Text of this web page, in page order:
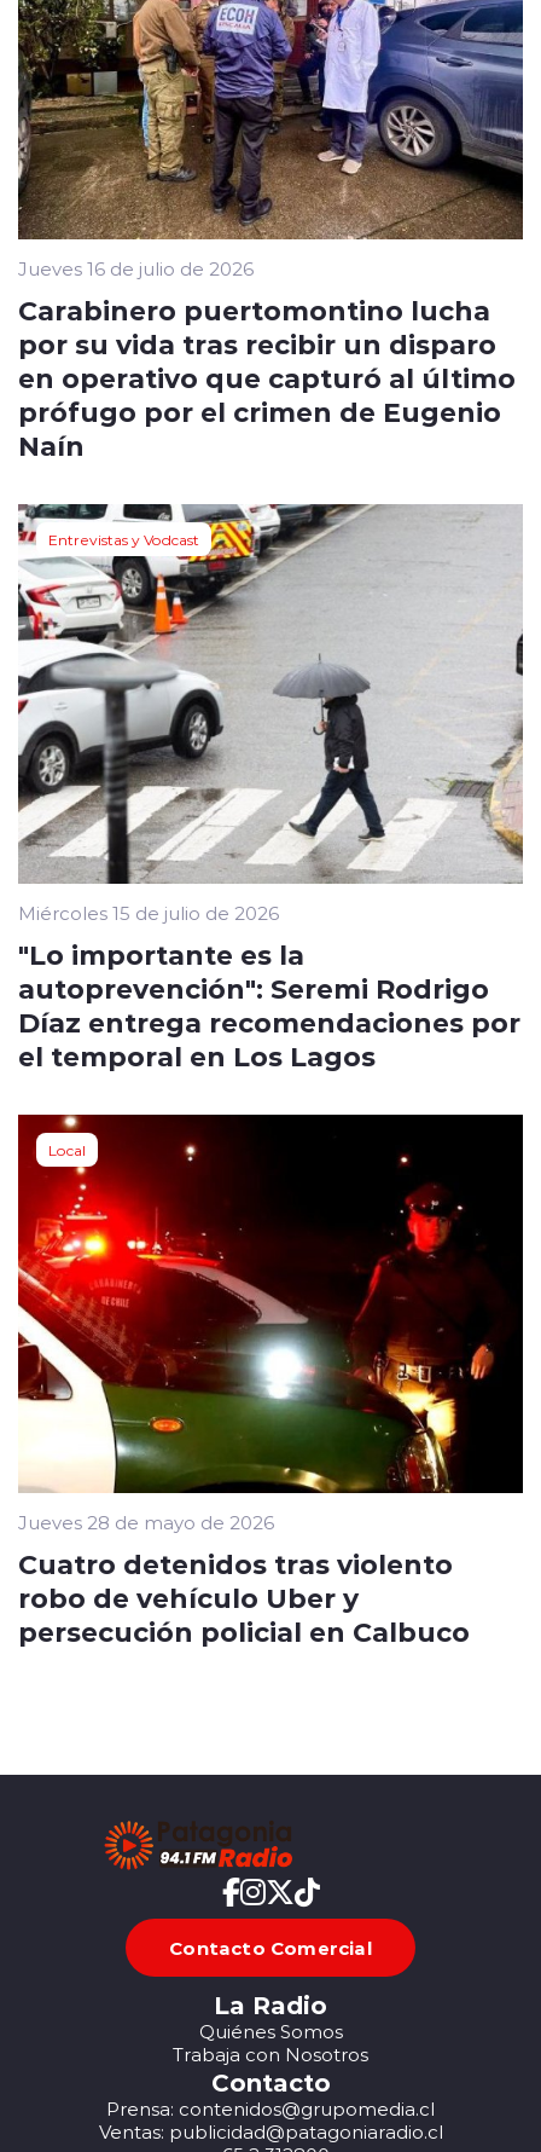
Jueves 16 de julio de 2026
Carabinero puertomontino lucha
por su vida tras recibir un disparo
en operativo que capturó al último
prófugo por el crimen de Eugenio
Naín
Entrevistas y Vodcast
Miércoles 15 de julio de 2026
"Lo importante es la
autoprevención": Seremi Rodrigo
Díaz entrega recomendaciones por
el temporal en Los Lagos
Local
Jueves 28 de mayo de 2026
Cuatro detenidos tras violento
robo de vehículo Uber y
persecución policial en Calbuco
Contacto Comercial
La Radio
Quiénes Somos
Trabaja con Nosotros
Contacto
Prensa: contenidos@grupomedia.cl
Ventas: publicidad@patagoniaradio.cl